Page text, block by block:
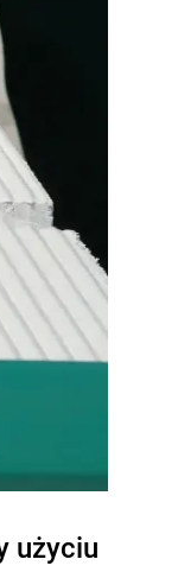
użyciu